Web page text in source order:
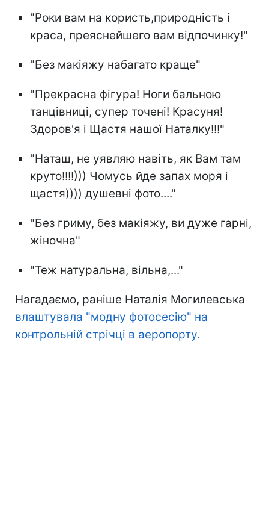
"Роки вам на користь,природність і
краса, преяснейшего вам відпочинку!"
"Без макіяжу набагато краще"
"Прекрасна фігура! Ноги бальною
танцівниці, супер точені! Красуня!
Здоров'я і Щастя нашої Наталку!!!"
"Наташ, не уявляю навіть, як Вам там
круто!!!!))) Чомусь йде запах моря і
щастя)))) душевні фото...."
"Без гриму, без макіяжу, ви дуже гарні,
жіночна"
"Теж натуральна, вільна,..."
Нагадаємо, раніше Наталія Могилевська
влаштувала "модну фотосесію" на
контрольній стрічці в аеропорту.